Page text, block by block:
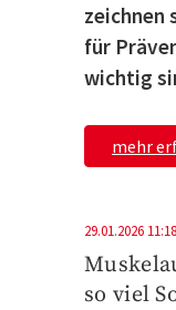
zeichnen
für
wichtig
mehr
29.01.2026
so viel